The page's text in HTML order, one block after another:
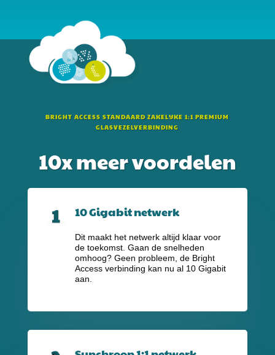
BRIGHT ACCESS STANDAARD ZAKELIJKE 1:1 PREMIUM
GLASVEZELVERBINDING
10x meer voordelen
10 Gigabit netwerk
Dit maakt het netwerk altijd klaar voor
de toekomst. Gaan de snelheden
omhoog? Geen probleem, de Bright
Access verbinding kan nu al 10 Gigabit
aan.